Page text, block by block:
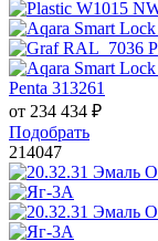
Penta 313261
от 234 434 ₽
Подобрать
214047